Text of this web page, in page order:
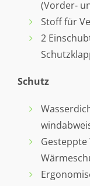
(Vorder-
Stoff für
2
Schutz